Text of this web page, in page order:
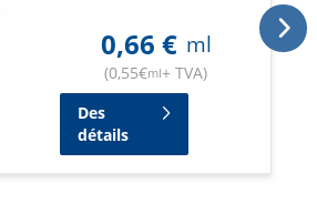
0,66 € ml
(0,55€ml+ TVA)
Des
détails